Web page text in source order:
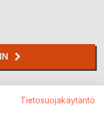
Tietosuojakäytäntö